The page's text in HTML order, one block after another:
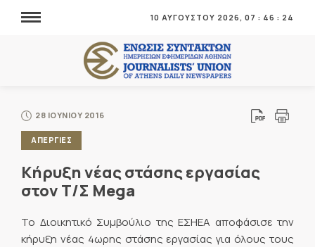
10 ΑΥΓΟΥΣΤΟΥ 2026, 07 : 46 : 25
28 ΙΟΥΝΙΟΥ 2016
ΑΠΕΡΓΙΕΣ
Κήρυξη νέας στάσης εργασίας
στον Τ/Σ Mega
Το Διοικητικό Συμβούλιο της ΕΣΗΕΑ αποφάσισε την
κήρυξη νέας 4ωρης στάσης εργασίας για όλους τους